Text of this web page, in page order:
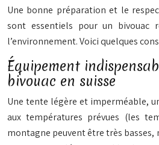
Une bonne préparation et le
sont essentiels pour un bivouac
l’environnement. Voici quelques
Équipement
bivouac en suisse
Une tente légère et imperméable,
aux températures prévues (les
montagne peuvent être très basses,